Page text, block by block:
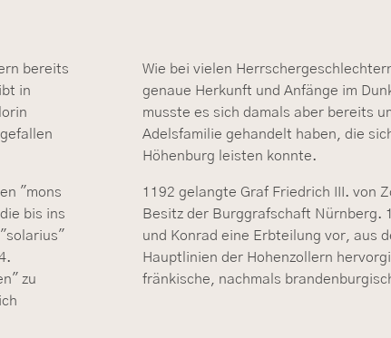
bereits
in
"mons
bis ins
zu
Wie bei vielen
genaue Herkunft und Anfänge im
musste es sich damals aber bereits
Adelsfamilie gehandelt haben, die
Höhenburg leisten konnte.
1192 gelangte Graf Friedrich III. von
Besitz der Burggrafschaft Nürnberg.
und Konrad eine Erbteilung vor, aus
Hauptlinien der Hohenzollern
fränkische, nachmals